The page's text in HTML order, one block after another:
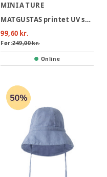
MINI A TURE
MATGUSTAS printet UV solhat - 0151
99,60 kr.
Før:249,00 kr.
Online